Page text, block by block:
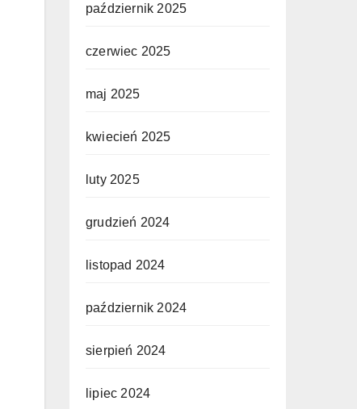
październik 2025
czerwiec 2025
maj 2025
kwiecień 2025
luty 2025
grudzień 2024
listopad 2024
październik 2024
sierpień 2024
lipiec 2024